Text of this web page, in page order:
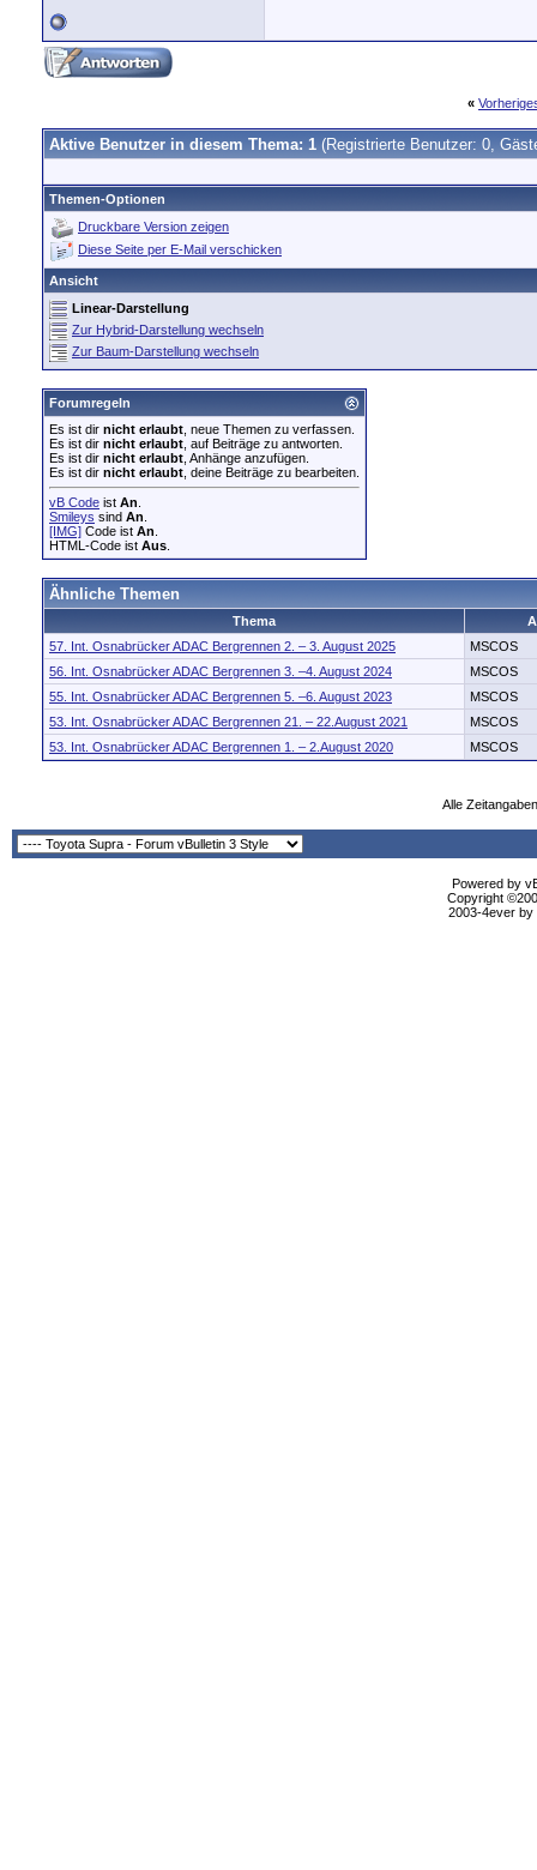
«
Aktive Benutzer in diesem Thema: 1 (Registrierte Benutzer: 0,
Themen-Optionen
Druckbare Version zeigen
Diese Seite per E-Mail verschicken
Ansicht
Linear-Darstellung
Zur Hybrid-Darstellung wechseln
Zur Baum-Darstellung wechseln
Forumregeln
Es ist dir nicht erlaubt , neue Themen zu verfassen.
Es ist dir nicht erlaubt , auf Beiträge zu antworten.
Es ist dir nicht erlaubt , Anhänge anzufügen.
Es ist dir nicht erlaubt , deine Beiträge zu bearbeiten.
vB Code ist An
Smileys sind An
[IMG] Code ist An
HTML-Code ist Aus
Ähnliche Themen
Thema
57. Int. Osnabrücker ADAC Bergrennen 2. – 3. August 2025
MSCOS
56. Int. Osnabrücker ADAC Bergrennen 3. –4. August 2024
MSCOS
55. Int. Osnabrücker ADAC Bergrennen 5. –6. August 2023
MSCOS
53. Int. Osnabrücker ADAC Bergrennen 21. – 22.August 2021
MSCOS
53. Int. Osnabrücker ADAC Bergrennen 1. – 2.August 2020
MSCOS
Alle
Powered by
Copyright
2003-4ever by